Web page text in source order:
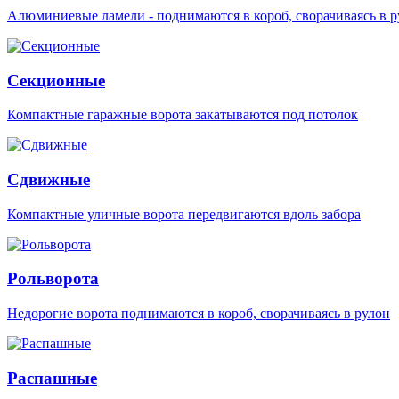
Алюминиевые ламели - поднимаются в короб, сворачиваясь в
Секционные
Компактные гаражные ворота закатываются под потолок
Сдвижные
Компактные уличные ворота передвигаются вдоль забора
Рольворота
Недорогие ворота поднимаются в короб, сворачиваясь в рулон
Распашные